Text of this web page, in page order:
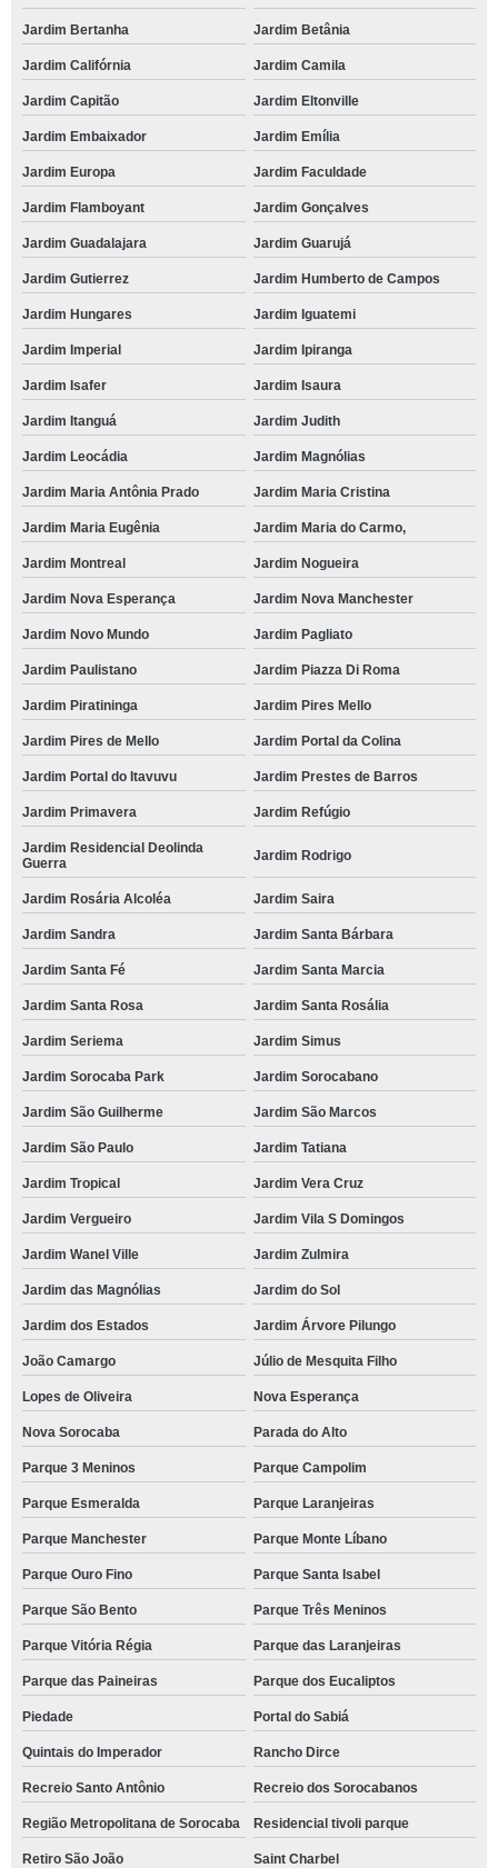
Jardim Bertanha Jardim Betânia
Jardim Califórnia Jardim Camila
Jardim Capitão Jardim Eltonville
Jardim Embaixador Jardim Emília
Jardim Europa Jardim Faculdade
Jardim Flamboyant Jardim Gonçalves
Jardim Guadalajara Jardim Guarujá
Jardim Gutierrez Jardim Humberto de Campos
Jardim Hungares Jardim Iguatemi
Jardim Imperial Jardim Ipiranga
Jardim Isafer Jardim Isaura
Jardim Itanguá Jardim Judith
Jardim Leocádia Jardim Magnólias
Jardim Maria Antônia Prado Jardim Maria Cristina
Jardim Maria Eugênia Jardim Maria do Carmo,
Jardim Montreal Jardim Nogueira
Jardim Nova Esperança Jardim Nova Manchester
Jardim Novo Mundo Jardim Pagliato
Jardim Paulistano Jardim Piazza Di Roma
Jardim Piratininga Jardim Pires Mello
Jardim Pires de Mello Jardim Portal da Colina
Jardim Portal do Itavuvu Jardim Prestes de Barros
Jardim Primavera Jardim Refúgio
Jardim Residencial Deolinda
Guerra
Jardim Rodrigo
Jardim Rosária Alcoléa Jardim Saira
Jardim Sandra Jardim Santa Bárbara
Jardim Santa Fé Jardim Santa Marcia
Jardim Santa Rosa Jardim Santa Rosália
Jardim Seriema Jardim Simus
Jardim Sorocaba Park Jardim Sorocabano
Jardim São Guilherme Jardim São Marcos
Jardim São Paulo Jardim Tatiana
Jardim Tropical Jardim Vera Cruz
Jardim Vergueiro Jardim Vila S Domingos
Jardim Wanel Ville Jardim Zulmira
Jardim das Magnólias Jardim do Sol
Jardim dos Estados Jardim Árvore Pilungo
João Camargo Júlio de Mesquita Filho
Lopes de Oliveira Nova Esperança
Nova Sorocaba Parada do Alto
Parque 3 Meninos Parque Campolim
Parque Esmeralda Parque Laranjeiras
Parque Manchester Parque Monte Líbano
Parque Ouro Fino Parque Santa Isabel
Parque São Bento Parque Três Meninos
Parque Vitória Régia Parque das Laranjeiras
Parque das Paineiras Parque dos Eucaliptos
Piedade Portal do Sabiá
Quintais do Imperador Rancho Dirce
Recreio Santo Antônio Recreio dos Sorocabanos
Região Metropolitana de Sorocaba Residencial tivoli parque
Retiro São João Saint Charbel